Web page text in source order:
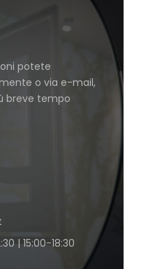
potete
o via e-mail,
breve tempo
| 15:00-18:30